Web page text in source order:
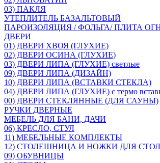
03) ПАКЛЯ
УТЕПЛИТЕЛЬ БАЗАЛЬТОВЫЙ
ПАРОИЗОЛЯЦИЯ / ФОЛЬГА/ ПЛИТА
ДВЕРИ
01) ДВЕРИ ХВОЯ (ГЛУХИЕ)
02) ДВЕРИ ОСИНА (ГЛУХИЕ)
03) ДВЕРИ ЛИПА (ГЛУХИЕ) светлые
09) ДВЕРИ ЛИПА (ДИЗАЙН)
10) ДВЕРИ ЛИПА (ВСТАВКИ СТЕКЛА)
04) ДВЕРИ ЛИПА (ГЛУХИЕ) с термо
00) ДВЕРИ СТЕКЛЯННЫЕ (ДЛЯ САУНЫ)
РУЧКИ ДВЕРНЫЕ
МЕБЕЛЬ ДЛЯ БАНИ, ДАЧИ
06) КРЕСЛО, СТУЛ
11) МЕБЕЛЬНЫЕ КОМПЛЕКТЫ
12) СТОЛЕШНИЦА И НОЖКИ ДЛЯ
09) ОБУВНИЦЫ